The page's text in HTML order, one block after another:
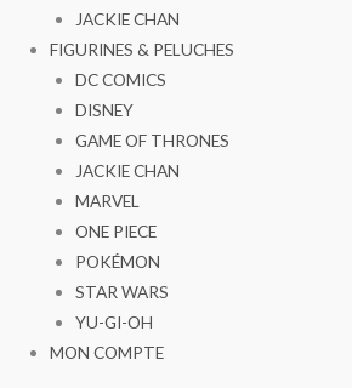
JACKIE CHAN
FIGURINES & PELUCHES
DC COMICS
DISNEY
GAME OF THRONES
JACKIE CHAN
MARVEL
ONE PIECE
POKÉMON
STAR WARS
YU-GI-OH
MON COMPTE